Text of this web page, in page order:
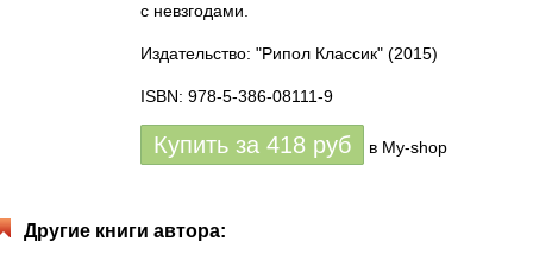
с невзгодами.
Издательство: "Рипол Классик" (2015)
ISBN: 978-5-386-08111-9
Купить за 418 руб в My-shop
Другие книги автора: